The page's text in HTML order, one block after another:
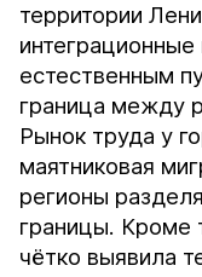
территории
естественным
граница между
Рынок труда у
маятниковая
регионы
границы. Кроме
чётко выявила